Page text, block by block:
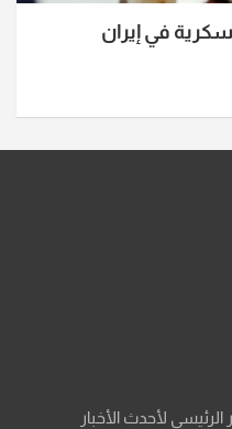
في إيران
لأحدث الأخبار